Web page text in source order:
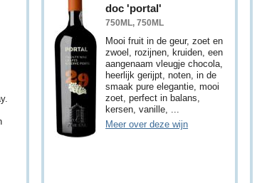
doc 'portal'
750ML, 750ML
Mooi fruit in de geur, zoet en
zwoel, rozijnen, kruiden, een
aangenaam vleugje chocola,
heerlijk gerijpt, noten, in de
smaak pure elegantie, mooi
zoet, perfect in balans,
kersen, vanille, ...
Meer over deze wijn